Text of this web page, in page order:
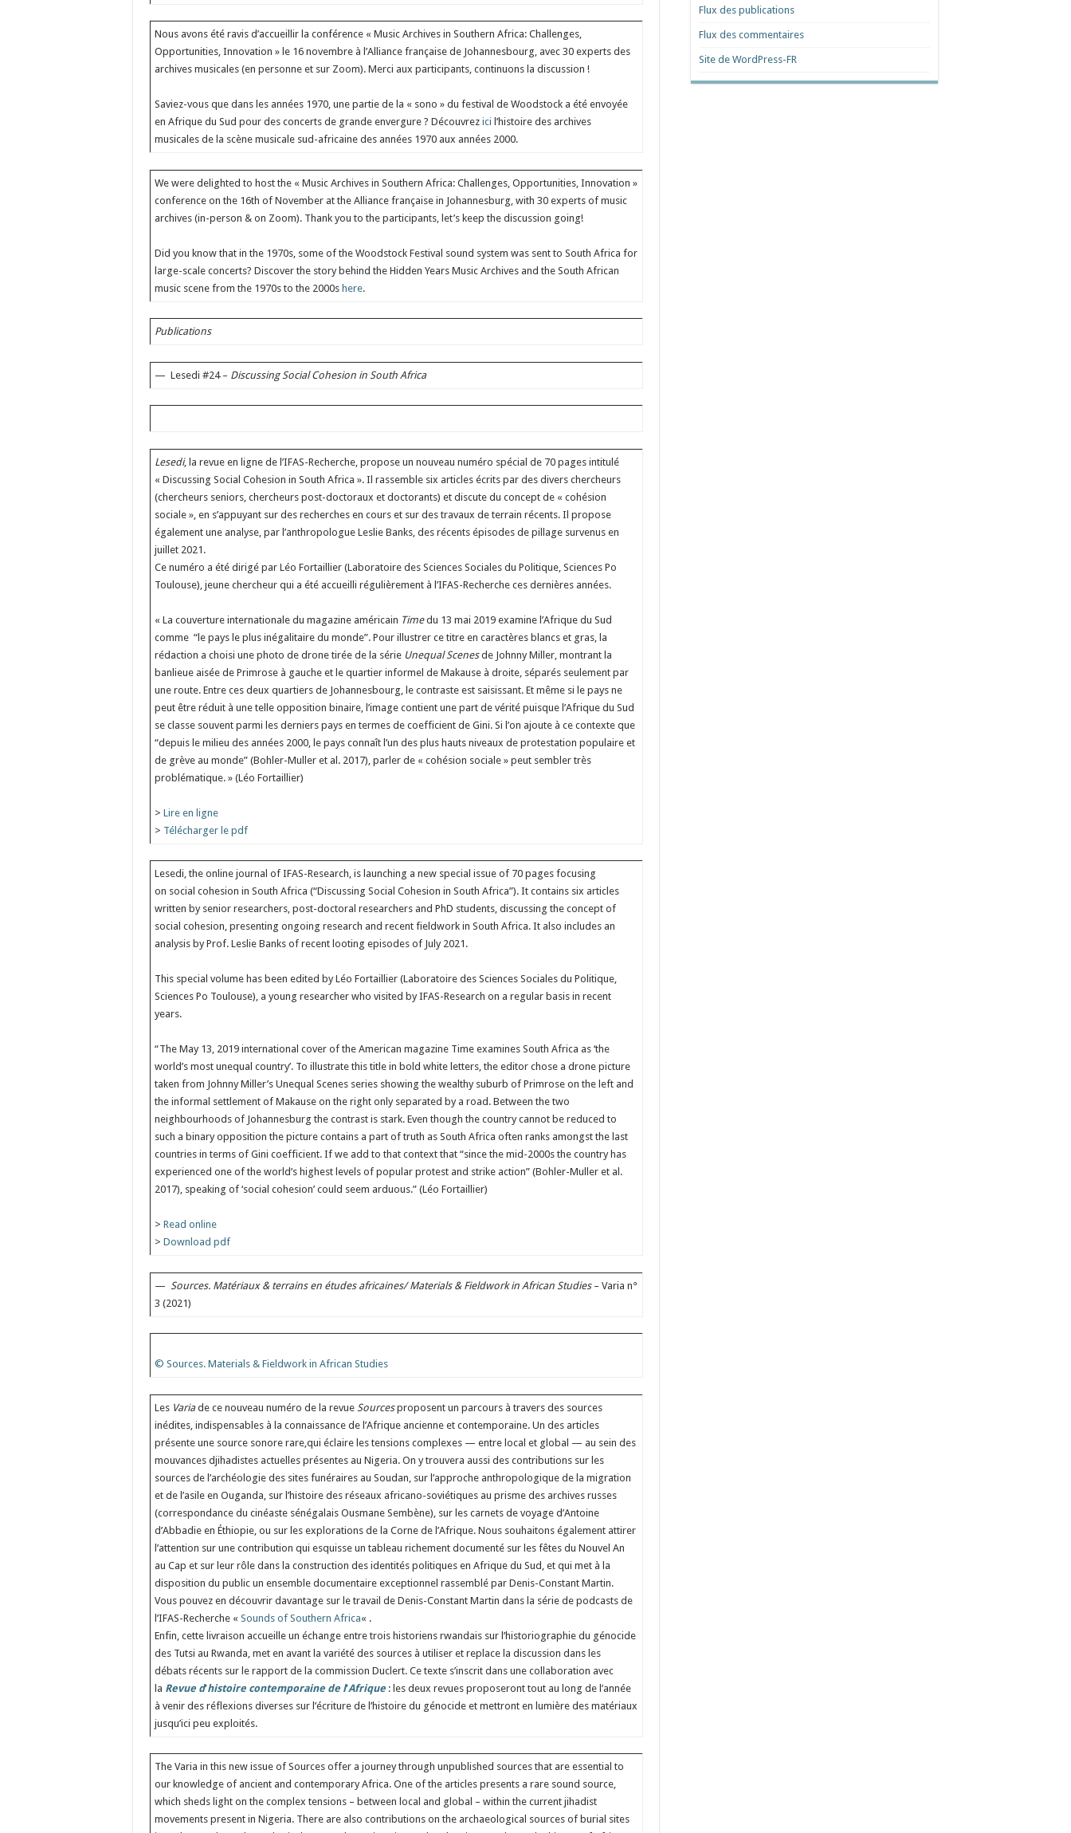
Nous avons été ravis d’accueillir la conférence « Music Archives in Southern Africa: Challenges,
Opportunities, Innovation » le 16 novembre à l’Alliance française de Johannesbourg, avec 30 experts des
archives musicales (en personne et sur Zoom). Merci aux participants, continuons la discussion !
Saviez-vous que dans les années 1970, une partie de la « sono » du festival de Woodstock a été envoyée
en Afrique du Sud pour des concerts de grande envergure ? Découvrezici l’histoire des archives
musicales de la scène musicale sud-africaine des années 1970 aux années 2000.
We were delighted to host the « Music Archives in Southern Africa: Challenges, Opportunities, Innovation »
conference on the 16th of November at the Alliance française in Johannesburg, with 30 experts of music
archives (in-person & on Zoom). Thank you to the participants, let’s keep the discussion going!
Did you know that in the 1970s, some of the Woodstock Festival sound system was sent to South Africa for
large-scale concerts? Discover the story behind the Hidden Years Music Archives and the South African
music scene from the 1970s to the 2000shere.
Publications
— Lesedi #24 – Discussing Social Cohesion in South Africa
Lesedi, la revue en ligne de l’IFAS-Recherche, propose un nouveau numéro spécial de 70 pages intitulé
« Discussing Social Cohesion in South Africa ». Il rassemble six articles écrits par des divers chercheurs
(chercheurs seniors, chercheurs post-doctoraux et doctorants) et discute du concept de « cohésion
sociale », en s’appuyant sur des recherches en cours et sur des travaux de terrain récents. Il propose
également une analyse, par l’anthropologue Leslie Banks, des récents épisodes de pillage survenus en
juillet 2021.
Ce numéro a été dirigé par Léo Fortaillier (Laboratoire des Sciences Sociales du Politique, Sciences Po
Toulouse), jeune chercheur qui a été accueilli régulièrement à l’IFAS-Recherche ces dernières années.
« La couverture internationale du magazine américain Timedu 13 mai 2019 examine l’Afrique du Sud
comme “le pays le plus inégalitaire du monde”. Pour illustrer ce titre en caractères blancs et gras, la
rédaction a choisi une photo de drone tirée de la série Unequal Scenesde Johnny Miller, montrant la
banlieue aisée de Primrose à gauche et le quartier informel de Makause à droite, séparés seulement par
une route. Entre ces deux quartiers de Johannesbourg, le contraste est saisissant. Et même si le pays ne
peut être réduit à une telle opposition binaire, l’image contient une part de vérité puisque l’Afrique du Sud
se classe souvent parmi les derniers pays en termes de coefficient de Gini. Si l’on ajoute à ce contexte que
“depuis le milieu des années 2000, le pays connaît l’un des plus hauts niveaux de protestation populaire et
de grève au monde” (Bohler-Muller et al. 2017), parler de « cohésion sociale » peut sembler très
problématique. » (Léo Fortaillier)
>Lire en ligne
> Télécharger le pdf
Lesedi, the online journal of IFAS-Research, is launching a new special issue of 70 pages focusing
on social cohesion in South Africa (“Discussing Social Cohesion in South Africa”). It contains six articles
written by senior researchers, post-doctoral researchers and PhD students, discussing the concept of
social cohesion, presenting ongoing research and recent fieldwork in South Africa. It also includes an
analysis by Prof. Leslie Banks of recent looting episodes of July 2021.
This special volume has been edited by Léo Fortaillier (Laboratoire des Sciences Sociales du Politique,
Sciences Po Toulouse), a young researcher who visited by IFAS-Research on a regular basis in recent
years.
“The May 13, 2019 international cover of the American magazine Time examines South Africa as ‘the
world’s most unequal country’. To illustrate this title in bold white letters, the editor chose a drone picture
taken from Johnny Miller’s Unequal Scenes series showing the wealthy suburb of Primrose on the left and
the informal settlement of Makause on the right only separated by a road. Between the two
neighbourhoods of Johannesburg the contrast is stark. Even though the country cannot be reduced to
such a binary opposition the picture contains a part of truth as South Africa often ranks amongst the last
countries in terms of Gini coefficient. If we add to that context that “since the mid-2000s the country has
experienced one of the world’s highest levels of popular protest and strike action” (Bohler-Muller et al.
2017), speaking of ‘social cohesion’ could seem arduous.” (Léo Fortaillier)
>Read online
>Download pdf
— Sources. Matériaux & terrains en études africaines/ Materials & Fieldwork in African Studies – Varia n°
3 (2021)
© Sources. Materials & Fieldwork in African Studies
Les Variade ce nouveau numéro de la revue Sourcesproposent un parcours à travers des sources
inédites, indispensables à la connaissance de l’Afrique ancienne et contemporaine. Un des articles
présente une source sonore rare,qui éclaire les tensions complexes — entre local et global — au sein des
mouvances djihadistes actuelles présentes au Nigeria. On y trouvera aussi des contributions sur les
sources de l’archéologie des sites funéraires au Soudan, sur l’approche anthropologique de la migration
et de l’asile en Ouganda, sur l’histoire des réseaux africano-soviétiques au prisme des archives russes
(correspondance du cinéaste sénégalais Ousmane Sembène), sur les carnets de voyage d’Antoine
d’Abbadie en Éthiopie, ou sur les explorations de la Corne de l’Afrique. Nous souhaitons également attirer
l’attention sur une contribution qui esquisse un tableau richement documenté sur les fêtes du Nouvel An
au Cap et sur leur rôle dans la construction des identités politiques en Afrique du Sud, et qui met à la
disposition du public un ensemble documentaire exceptionnel rassemblé par Denis-Constant Martin.
Vous pouvez en découvrir davantage sur le travail de Denis-Constant Martin dans la série de podcasts de
l’IFAS-Recherche «Sounds of Southern Africa« .
Enfin, cette livraison accueille un échange entre trois historiens rwandais sur l’historiographie du génocide
des Tutsi au Rwanda, met en avant la variété des sources à utiliser et replace la discussion dans les
débats récents sur le rapport de la commission Duclert. Ce texte s’inscrit dans une collaboration avec
la Revue d’histoire contemporaine de l’Afrique : les deux revues proposeront tout au long de l’année
à venir des réflexions diverses sur l’écriture de l’histoire du génocide et mettront en lumière des matériaux
jusqu’ici peu exploités.
The Varia in this new issue of Sources offer a journey through unpublished sources that are essential to
our knowledge of ancient and contemporary Africa. One of the articles presents a rare sound source,
which sheds light on the complex tensions – between local and global – within the current jihadist
movements present in Nigeria. There are also contributions on the archaeological sources of burial sites
Flux des publications
Flux des commentaires
Site de WordPress-FR